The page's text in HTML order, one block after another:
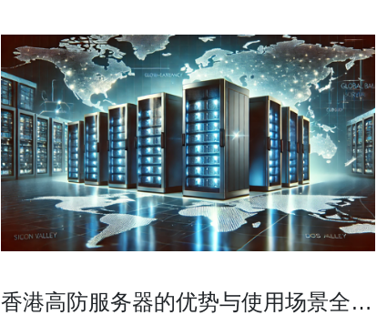
香港高防服务器的优势与使用场景全解